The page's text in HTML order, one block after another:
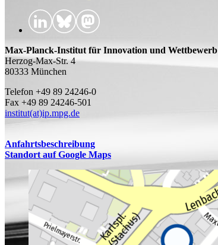
Max-Planck-Institut für Innovation und Wettbewerb
Herzog-Max-Str. 4
80333 München
Telefon +49 89 24246-0
Fax +49 89 24246-501
institut(at)ip.mpg.de
Anfahrtsbeschreibung
Standort auf Google Maps